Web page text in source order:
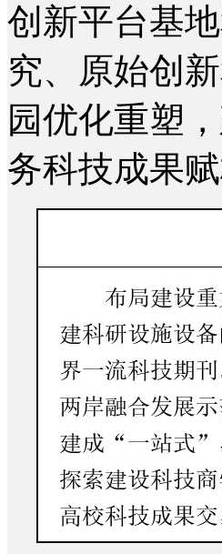
创新平台基
究、原始创
园优化重塑
务科技成果赋